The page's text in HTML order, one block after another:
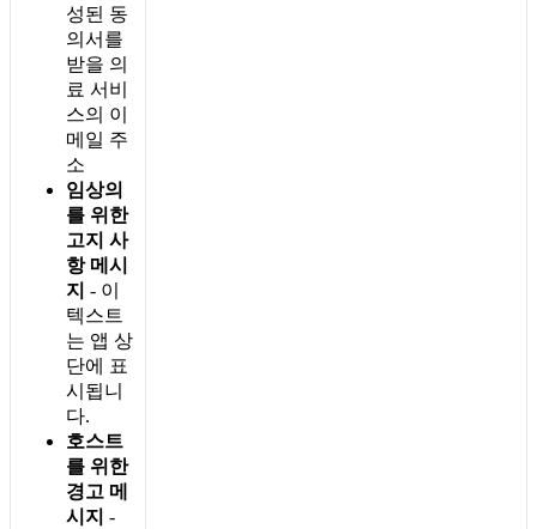
성된 동
의서 를
받을 의
료 서 비
스의 이
메 일 주
소
임상의
를 위 한
고지 사
항 메시
지 - 이
텍스 트
는 앱 상
단에
표
시 됩니
다.
호스트
를 위 한
경고 메
시 지 -